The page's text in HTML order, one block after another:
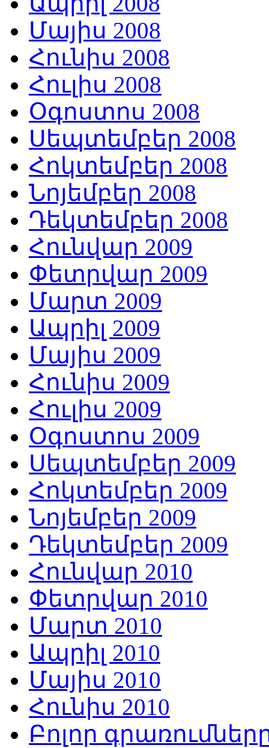
Մայիս 2008
Հունիս 2008
Հուլիս 2008
Օգոստոս 2008
Սեպտեմբեր 2008
Հոկտեմբեր 2008
Նոյեմբեր 2008
Դեկտեմբեր 2008
Հունվար 2009
Փետրվար 2009
Մարտ 2009
Ապրիլ 2009
Մայիս 2009
Հունիս 2009
Հուլիս 2009
Օգոստոս 2009
Սեպտեմբեր 2009
Հոկտեմբեր 2009
Նոյեմբեր 2009
Դեկտեմբեր 2009
Հունվար 2010
Փետրվար 2010
Մարտ 2010
Ապրիլ 2010
Մայիս 2010
Հունիս 2010
Բոլոր